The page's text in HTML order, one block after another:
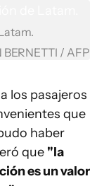
BERNETTI / AFP
los pasajeros
que
haber
que "la
es un valor